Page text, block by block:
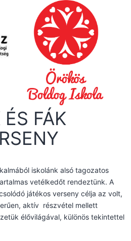
FÁK
iskolánk alsó tagozatos
vetélkedőt rendeztünk. A
játékos verseny célja az volt,
aktív részvétel mellett
élővilágával, különös tekintettel